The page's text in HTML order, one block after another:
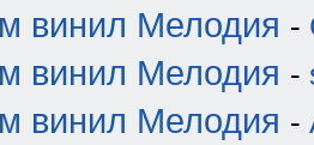
винил Мелодия -
винил Мелодия -
винил Мелодия -